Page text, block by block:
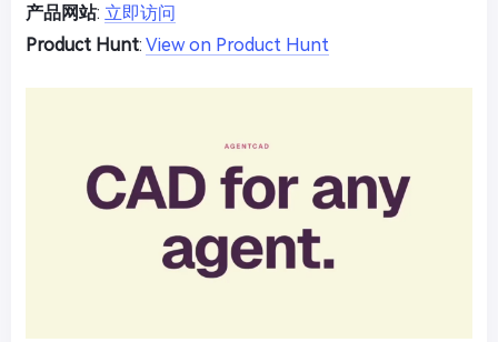
产品网站: 立即访问
Product Hunt: View on Product Hunt